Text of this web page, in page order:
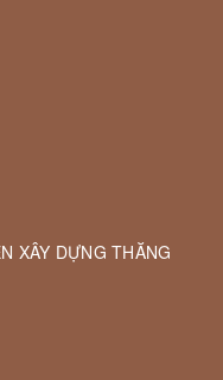
XÂY DỰNG THĂNG